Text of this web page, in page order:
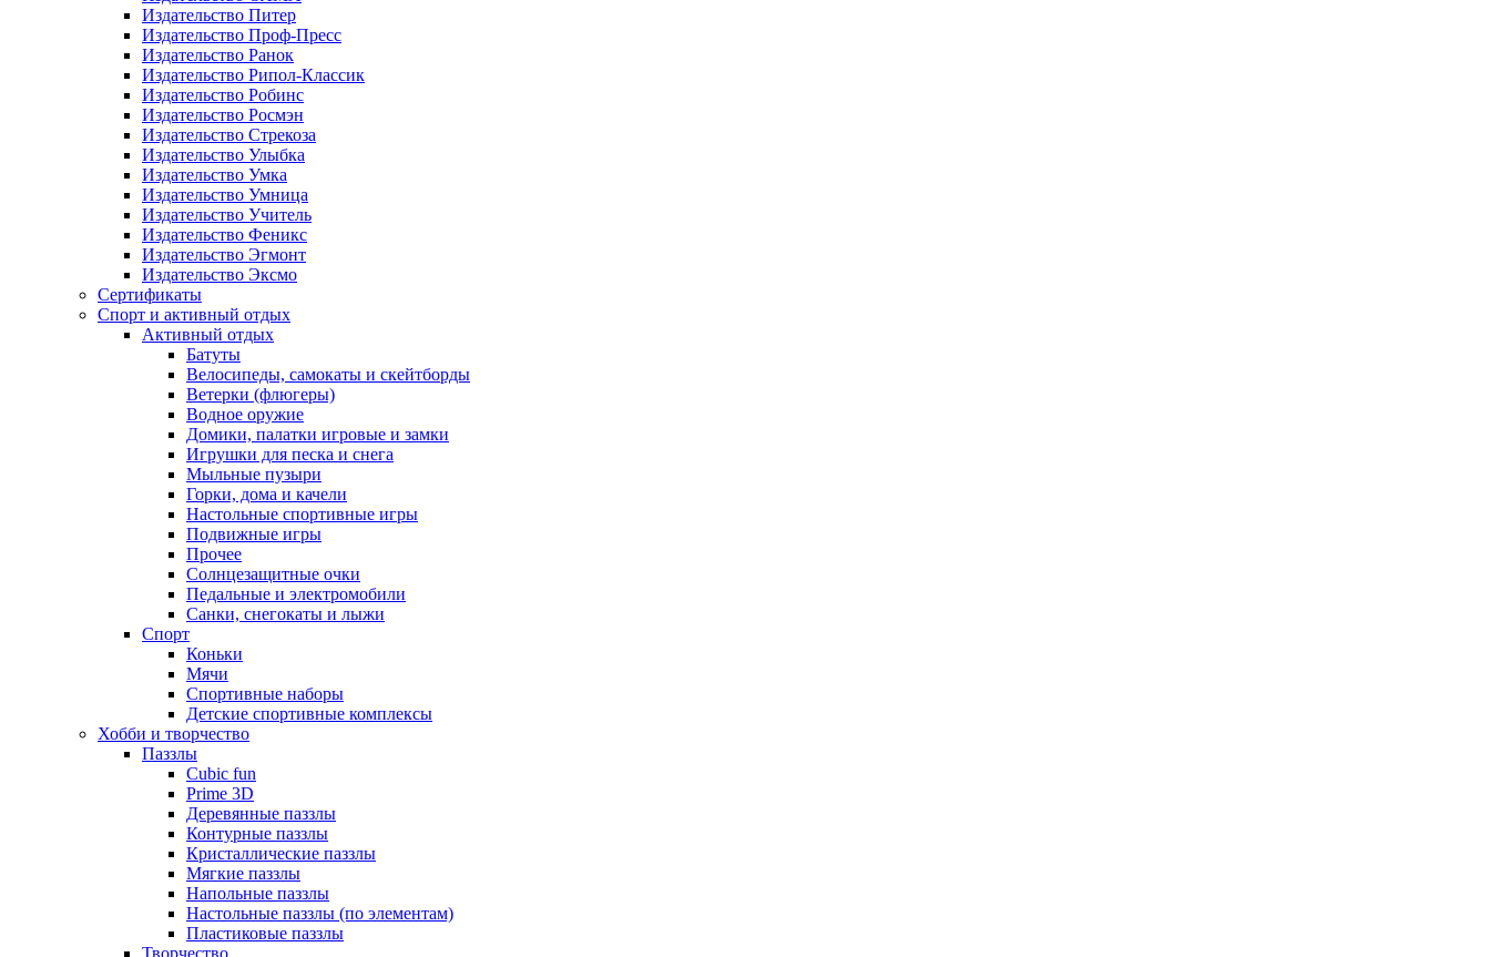
Издательство Питер
Издательство Проф-Пресс
Издательство Ранок
Издательство Рипол-Классик
Издательство Робинс
Издательство Росмэн
Издательство Стрекоза
Издательство Улыбка
Издательство Умка
Издательство Умница
Издательство Учитель
Издательство Феникс
Издательство Эгмонт
Издательство Эксмо
Сертификаты
Спорт и активный отдых
Активный отдых
Батуты
Велосипеды, самокаты и скейтборды
Ветерки (флюгеры)
Водное оружие
Домики, палатки игровые и замки
Игрушки для песка и снега
Мыльные пузыри
Горки, дома и качели
Настольные спортивные игры
Подвижные игры
Прочее
Солнцезащитные очки
Педальные и электромобили
Санки, снегокаты и лыжи
Спорт
Коньки
Мячи
Спортивные наборы
Детские спортивные комплексы
Хобби и творчество
Паззлы
Cubic fun
Prime 3D
Деревянные паззлы
Контурные паззлы
Кристаллические паззлы
Мягкие паззлы
Напольные паззлы
Настольные паззлы (по элементам)
Пластиковые паззлы
Творчество